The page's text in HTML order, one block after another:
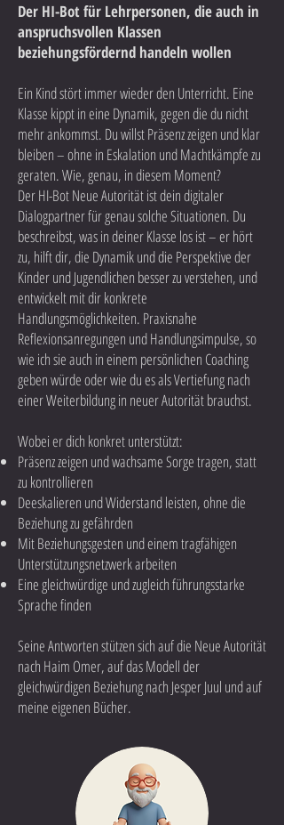
Der HI-Bot für Lehrpersonen, die auch in
anspruchsvollen Klassen
beziehungsfördernd handeln wollen
Ein Kind stört immer wieder den Unterricht. Eine
Klasse kippt in eine Dynamik, gegen die du nicht
mehr ankommst. Du willst Präsenz zeigen und klar
bleiben – ohne in Eskalation und Machtkämpfe zu
geraten. Wie, genau, in diesem Moment?
Der HI-Bot Neue Autorität ist dein digitaler
Dialogpartner für genau solche Situationen. Du
beschreibst, was in deiner Klasse los ist – er hört
zu, hilft dir, die Dynamik und die Perspektive der
Kinder und Jugendlichen besser zu verstehen, und
entwickelt mit dir konkrete
Handlungsmöglichkeiten. Praxisnahe
Reflexionsanregungen und Handlungsimpulse, so
wie ich sie auch in einem persönlichen Coaching
geben würde oder wie du es als Vertiefung nach
einer Weiterbildung in neuer Autorität brauchst.
Wobei er dich konkret unterstützt:
Präsenz zeigen und wachsame Sorge tragen, statt
zu kontrollieren
Deeskalieren und Widerstand leisten, ohne die
Beziehung zu gefährden
Mit Beziehungsgesten und einem tragfähigen
Unterstützungsnetzwerk arbeiten
Eine gleichwürdige und zugleich führungsstarke
Sprache finden
Seine Antworten stützen sich auf die Neue Autorität
nach Haim Omer, auf das Modell der
gleichwürdigen Beziehung nach Jesper Juul und auf
meine eigenen Bücher.